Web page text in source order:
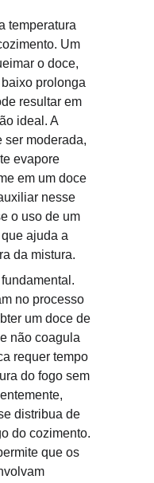
temperatura
Um
o doce,
prolonga
resultar em
ideal. A
ser moderada,
evapore
em um doce
nesse
o uso de um
ajuda a
da mistura.
no processo
um doce de
não coagula
requer tempo
do fogo sem
distribua de
do cozimento.
que os